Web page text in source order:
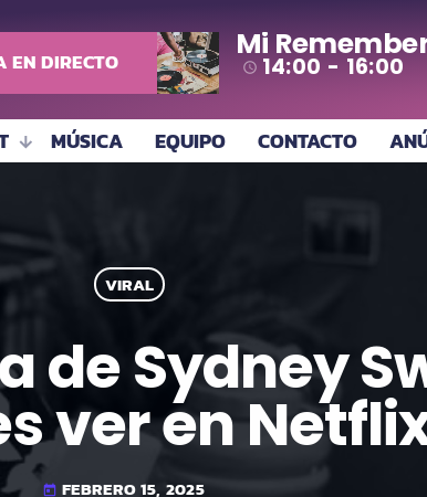
EN DIRECTO Mi
access_time 14:00 - 16:00
MÚSICA EQUIPO CONTACTO
VIRAL
de Sydney
ver en
today FEBRERO 15, 2025